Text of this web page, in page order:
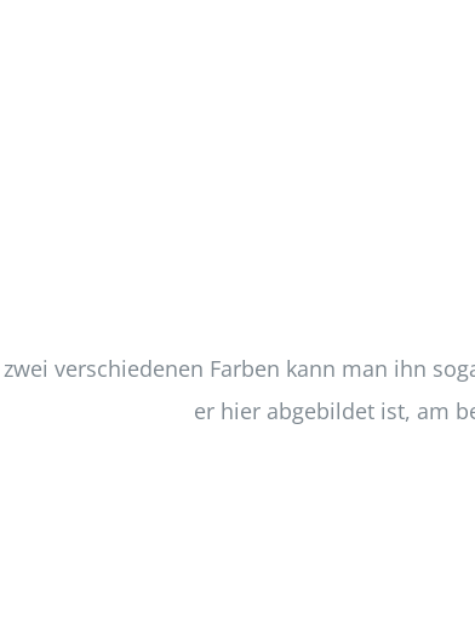
verschiedenen Farben kann man ihn
er hier abgebildet ist, am